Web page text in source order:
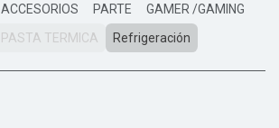
ACCESORIOS PARTE
GAMER /GAMING
PASTA TERMICA
Refrigeración